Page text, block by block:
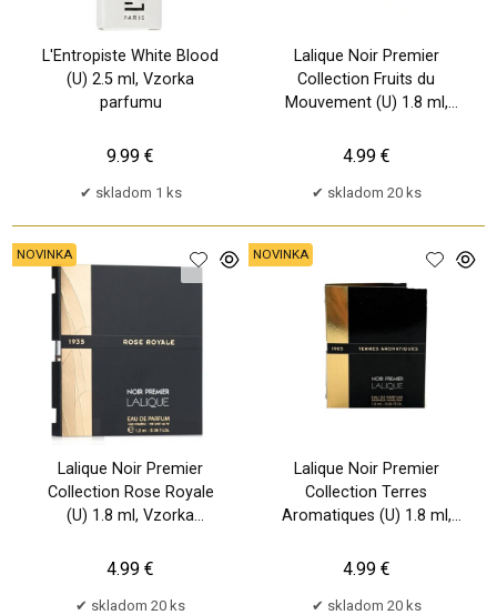
L'Entropiste White Blood
(U) 2.5 ml, Vzorka
parfumu
skladom 1 ks
9.99 €
Lalique Noir Premier
Collection Fruits du
Mouvement (U) 1.8 ml,
skladom 20 ks
4.99 €
Lalique Noir Premier
Collection Rose Royale
(U) 1.8 ml, Vzorka
NOVINKA
skladom 20 ks
4.99 €
Lalique Noir Premier
Collection Terres
Aromatiques (U) 1.8 ml,
NOVINKA
skladom 20 ks
4.99 €